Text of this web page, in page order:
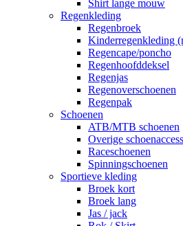
Shirt lange mouw
Regenkleding
Regenbroek
Kinderregenkleding
Regencape/poncho
Regenhoofddeksel
Regenjas
Regenoverschoenen
Regenpak
Schoenen
ATB/MTB schoenen
Overige
Raceschoenen
Spinningschoenen
Sportieve kleding
Broek kort
Broek lang
Jas / jack